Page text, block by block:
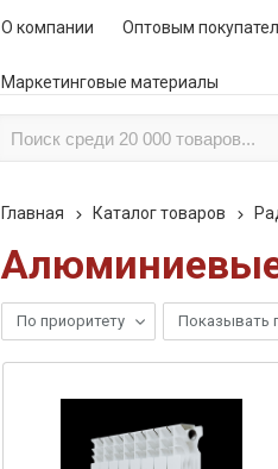
О компании Оптовым
Маркетинговые материалы
Главная Каталог товаров
По приоритету Показывать